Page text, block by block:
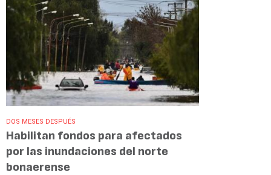
DOS MESES DESPUÉS
Habilitan fondos para afectados
por las inundaciones del norte
bonaerense